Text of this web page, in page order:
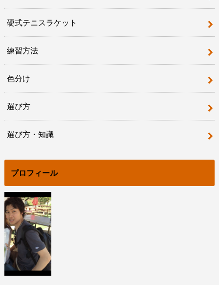
硬式テニスラケット
練習方法
色分け
選び方
選び方・知識
プロフィール